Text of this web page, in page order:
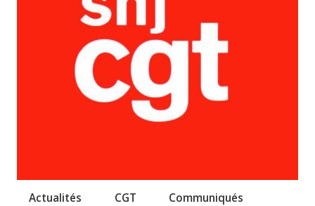
Actualités CGT
Communiqués